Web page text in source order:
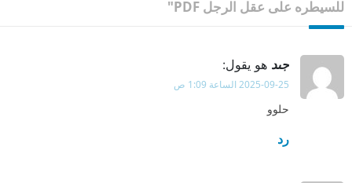
للسيطره على عقل الرجل PDF"
جىد هو يقول:
2025-09-25 الساعة 1:09 ص
حلوو
رد